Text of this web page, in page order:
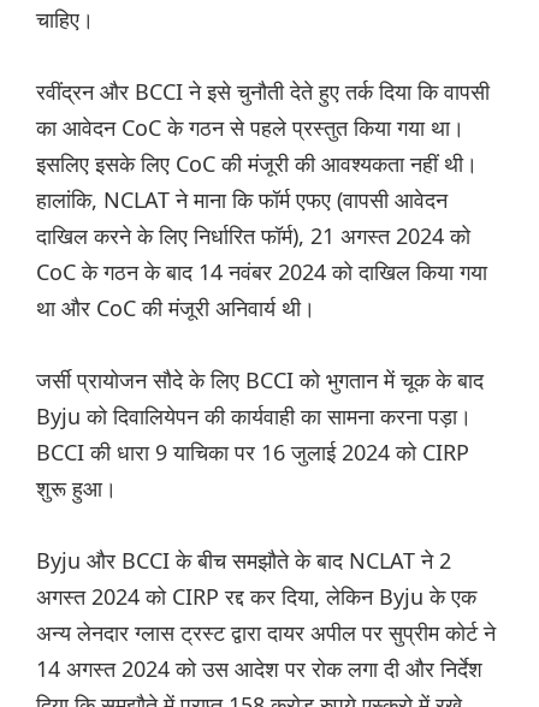
चाहिए।
रवींद्रन और BCCI ने इसे चुनौती देते हुए तर्क दिया कि वापसी
का आवेदन CoC के गठन से पहले प्रस्तुत किया गया था।
इसलिए इसके लिए CoC की मंजूरी की आवश्यकता नहीं थी।
हालांकि, NCLAT ने माना कि फॉर्म एफए (वापसी आवेदन
दाखिल करने के लिए निर्धारित फॉर्म), 21 अगस्त 2024 को
CoC के गठन के बाद 14 नवंबर 2024 को दाखिल किया गया
था और CoC की मंजूरी अनिवार्य थी।
जर्सी प्रायोजन सौदे के लिए BCCI को भुगतान में चूक के बाद
Byju को दिवालियेपन की कार्यवाही का सामना करना पड़ा।
BCCI की धारा 9 याचिका पर 16 जुलाई 2024 को CIRP
शुरू हुआ।
Byju और BCCI के बीच समझौते के बाद NCLAT ने 2
अगस्त 2024 को CIRP रद्द कर दिया, लेकिन Byju के एक
अन्य लेनदार ग्लास ट्रस्ट द्वारा दायर अपील पर सुप्रीम कोर्ट ने
14 अगस्त 2024 को उस आदेश पर रोक लगा दी और निर्देश